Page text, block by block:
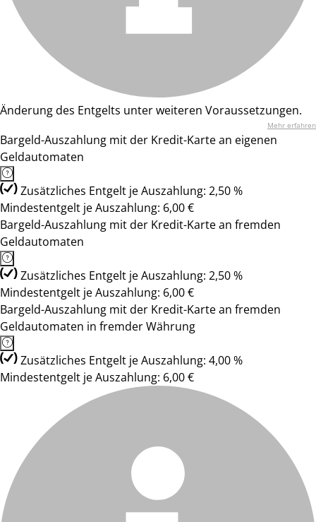
Änderung des Entgelts unter weiteren Voraussetzungen.
Mehr erfahren
Bargeld-Auszahlung mit der Kredit-Karte an eigenen
Geldautomaten
Zusätzliches Entgelt je Auszahlung: 2,50 %
Mindestentgelt je Auszahlung: 6,00 €
Bargeld-Auszahlung mit der Kredit-Karte an fremden
Geldautomaten
Zusätzliches Entgelt je Auszahlung: 2,50 %
Mindestentgelt je Auszahlung: 6,00 €
Bargeld-Auszahlung mit der Kredit-Karte an fremden
Geldautomaten in fremder Währung
Zusätzliches Entgelt je Auszahlung: 4,00 %
Mindestentgelt je Auszahlung: 6,00 €